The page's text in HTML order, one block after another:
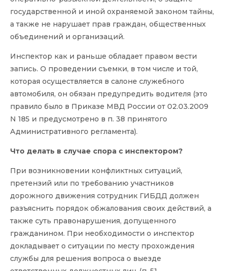
государственной и иной охраняемой законом тайны,
а также не нарушает прав граждан, общественных
объединений и организаций.
Инспектор как и раньше обладает правом вести
запись. О проведении съемки, в том числе и той,
которая осуществляется в салоне служебного
автомобиля, он обязан предупредить водителя (это
правило было в Приказе МВД России от 02.03.2009
N 185 и предусмотрено в п. 38 принятого
Административного регламента).
Что делать в случае спора с инспектором?
При возникновении конфликтных ситуаций,
претензий или по требованию участников
дорожного движения сотрудник ГИБДД должен
разъяснить порядок обжалования своих действий, а
также суть правонарушения, допущенного
гражданином. При необходимости о инспектор
докладывает о ситуации по месту прохождения
службы для решения вопроса о выезде